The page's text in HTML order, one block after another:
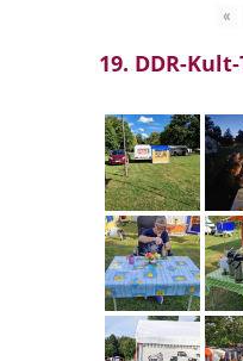
«
19. DDR-